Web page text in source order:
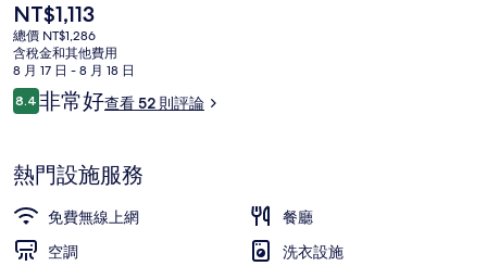
目
前
的
價
格
是
NT$1,113
總價 NT$1,286
含稅金和其他費用
8 月 17 日 - 8 月 18 日
評
論
8.48.4 分，滿分 10 分，
非常好查看 52 則評論
熱門設施服務
免費無線上網
餐廳
空調
洗衣設施